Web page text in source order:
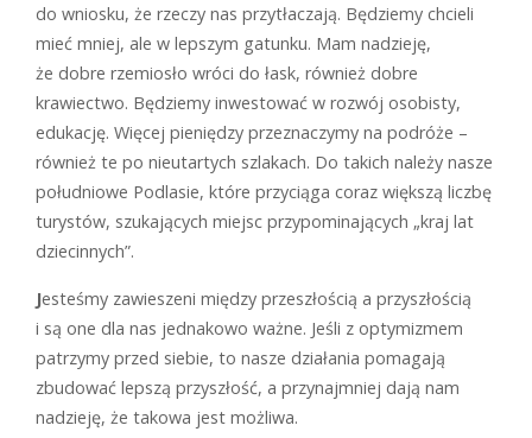
do wniosku, że rzeczy nas przytłaczają. Będziemy chcieli
mieć mniej, ale w lepszym gatunku. Mam nadzieję,
że dobre rzemiosło wróci do łask, również dobre
krawiectwo. Będziemy inwestować w rozwój osobisty,
edukację. Więcej pieniędzy przeznaczymy na podróże –
również te po nieutartych szlakach. Do takich należy nasze
południowe Podlasie, które przyciąga coraz większą liczbę
turystów, szukających miejsc przypominających „kraj lat
dziecinnych”.
Jesteśmy zawieszeni między przeszłością a przyszłością
i są one dla nas jednakowo ważne. Jeśli z optymizmem
patrzymy przed siebie, to nasze działania pomagają
zbudować lepszą przyszłość, a przynajmniej dają nam
nadzieję, że takowa jest możliwa.